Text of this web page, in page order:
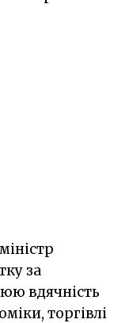
за
вдячність
торгівлі